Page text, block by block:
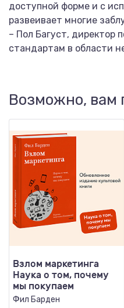
доступной форме и с
развеивает многие
– Пол Багуст, директор
стандартам в области
Возможно, вам
Взлом маркетинга
Наука о том, почему
мы покупаем
Фил Барден